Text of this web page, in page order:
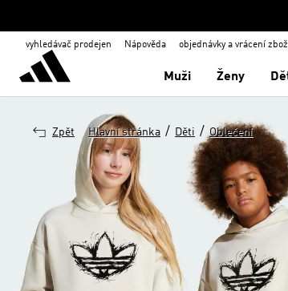
vyhledávač prodejen Nápověda objednávky a vrácení
Muži Ženy
Zpět Hlavní stránka / Děti / Oblečení